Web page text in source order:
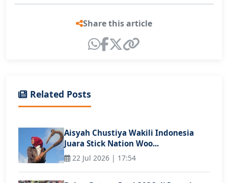
Share this article
Related Posts
Aisyah Chustiya Wakili Indonesia
Juara Stick Nation Woo...
22 Jul 2026 | 17:54